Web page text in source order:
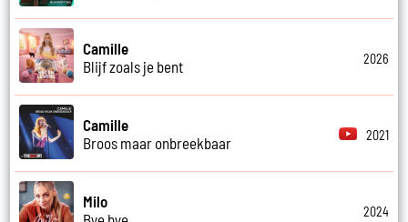
Camille
Blijf zoals je bent
2026
Camille
Broos maar onbreekbaar
2021
Milo
2024